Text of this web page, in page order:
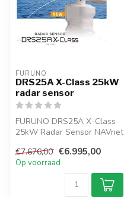
FURUNO
DRS25A X-Class 25kW
radar sensor
FURUNO DRS25A X-Class
25kW Radar Sensor NAVnet
afstand z...
€7.676,00 €6.995,00
Op voorraad